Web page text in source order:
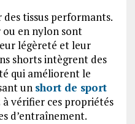
tissus performants.
ou en nylon sont
légèreté et leur
shorts intègrent des
qui améliorent le
un short de sport
à vérifier ces propriétés
d’entraînement.